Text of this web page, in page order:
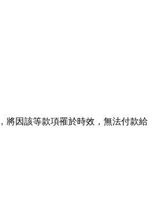
將因該等款項罹於時效，無法付款給